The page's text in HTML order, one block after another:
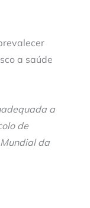
a saúde
a
de
da